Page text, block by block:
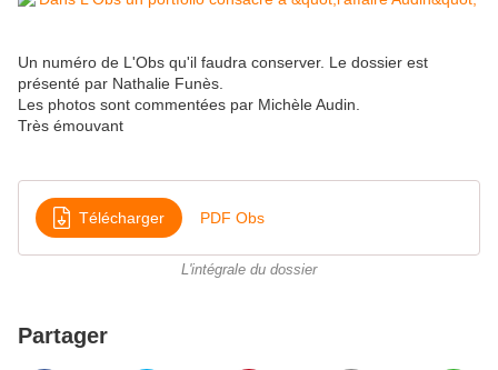
Un numéro de L'Obs qu'il faudra conserver. Le dossier est
présenté par Nathalie Funès.
Les photos sont commentées par Michèle Audin.
Très émouvant
Télécharger PDF Obs
L'intégrale du dossier
Partager